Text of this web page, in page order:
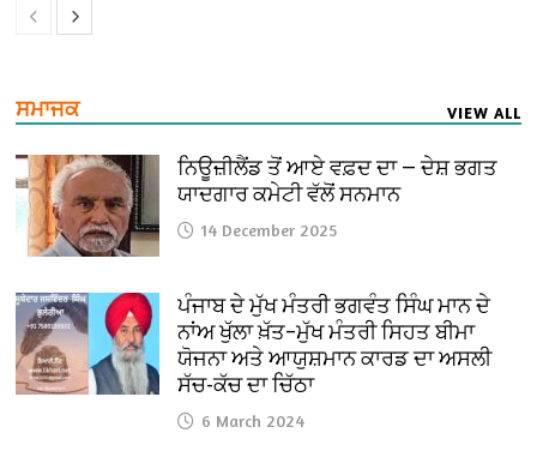
ਸਮਾਜਕ VIEW ALL
ਨਿਊਜ਼ੀਲੈਂਡ ਤੋਂ ਆਏ ਵਫ਼ਦ ਦਾ — ਦੇਸ਼ ਭਗਤ
ਯਾਦਗਾਰ ਕਮੇਟੀ ਵੱਲੋਂ ਸਨਮਾਨ
14 December 2025
ਪੰਜਾਬ ਦੇ ਮੁੱਖ ਮੰਤਰੀ ਭਗਵੰਤ ਸਿੰਘ ਮਾਨ ਦੇ
ਨਾਂਅ ਖੁੱਲਾ ਖ਼ੱਤ–ਮੁੱਖ ਮੰਤਰੀ ਸਿਹਤ ਬੀਮਾ
ਯੋਜਨਾ ਅਤੇ ਆਯੁਸ਼ਮਾਨ ਕਾਰਡ ਦਾ ਅਸਲੀ
ਸੱਚ-ਕੱਚ ਦਾ ਚਿੱਠਾ
6 March 2024